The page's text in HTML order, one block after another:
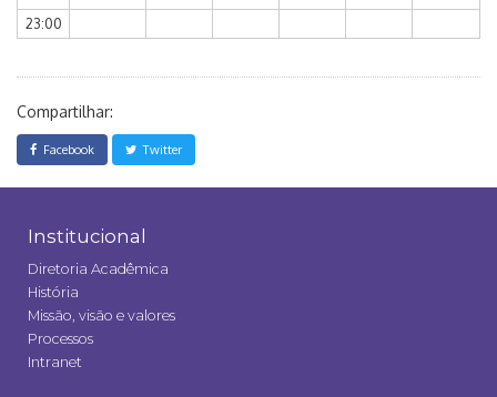
23:00
Compartilhar:
Facebook Twitter
Institucional
Diretoria Acadêmica
História
Missão, visão e valores
Processos
Intranet